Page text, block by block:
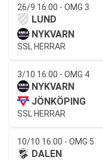
26/9 16:00 - OMG 3
LUND
NYKVARN
SSL HERRAR
3/10 16:00 - OMG 4
NYKVARN
JÖNKÖPING
SSL HERRAR
10/10 16:00 - OMG 5
DALEN